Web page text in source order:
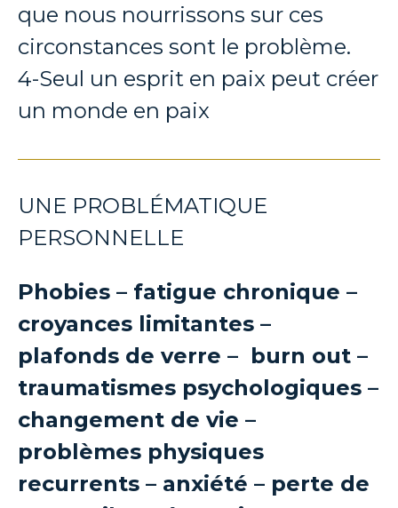
que nous nourrissons sur ces
circonstances sont le problème.
4-Seul un esprit en paix peut créer
un monde en paix
UNE PROBLÉMATIQUE
PERSONNELLE
Phobies – fatigue chronique –
croyances limitantes –
plafonds de verre – burn out –
traumatismes psychologiques –
changement de vie –
problèmes physiques
recurrents – anxiété – perte de